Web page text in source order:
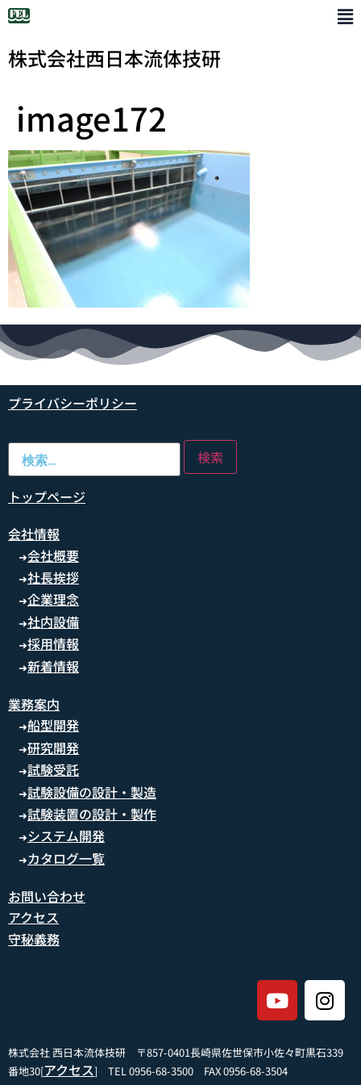
株式会社西日本流体技研
image172
プライバシーポリシー
トップページ
会社情報
➜会社概要
➜社長挨拶
➜企業理念
➜社内設備
➜採用情報
➜新着情報
業務案内
➜船型開発
➜研究開発
➜試験受託
➜試験設備の設計・製造
➜試験装置の設計・製作
➜システム開発
➜ カタログ一覧
お問い合わせ
アクセス
守秘義務
株式会社 西日本流体技研 〒857-0401長崎県佐世保市小佐々町黒石339
番地30[アクセス] TEL 0956-68-3500 FAX 0956-68-3504